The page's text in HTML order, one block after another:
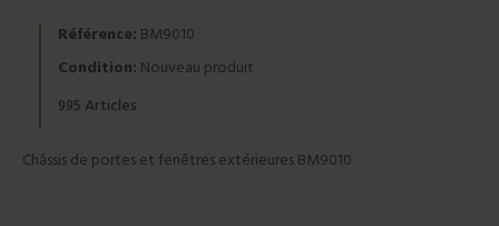
Référence: BM9010
Condition: Nouveau produit
995 Articles
Châssis de portes et fenêtres extérieures BM9010